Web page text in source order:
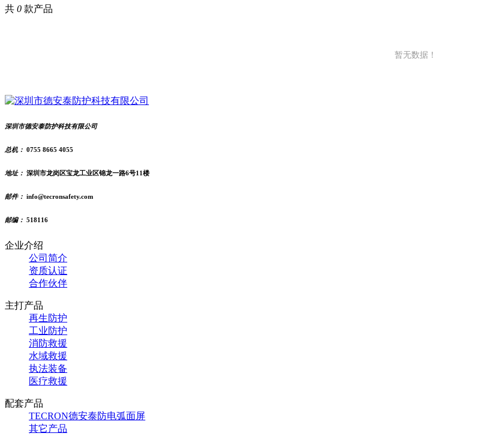
共 0 款产品
暂无数据！
深圳市德安泰防护科技有限公司
总机： 0755 8665 4055
地址： 深圳市龙岗区宝龙工业区锦龙一路6号11楼
邮件： info@tecronsafety.com
邮编： 518116
企业介绍
公司简介
资质认证
合作伙伴
主打产品
再生防护
工业防护
消防救援
水域救援
执法装备
医疗救援
配套产品
TECRON德安泰防电弧面屏
其它产品